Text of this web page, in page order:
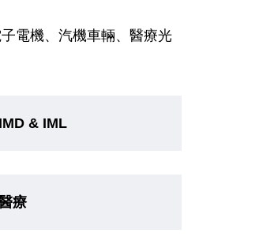
電機、汽機車輛、醫療光
IMD & IML
療